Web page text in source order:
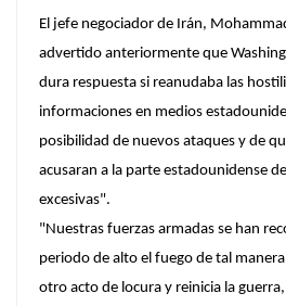
El jefe negociador de Irán,
advertido anteriormente que
dura respuesta si reanudaba las
informaciones en medios
posibilidad de nuevos ataques y de
acusaran a la parte estadounidense
excesivas".
"Nuestras fuerzas armadas se han
periodo de alto el fuego de tal
otro acto de locura y reinicia la